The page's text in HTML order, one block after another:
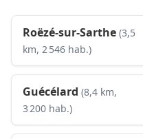
Roëzé-sur-Sarthe (3,5
km, 2 546 hab.)
Guécélard (8,4 km,
3 200 hab.)